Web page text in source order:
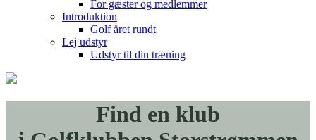
For gæster og medlemmer
Introduktion
Golf året rundt
Lej udstyr
Udstyr til din træning
Find en klub